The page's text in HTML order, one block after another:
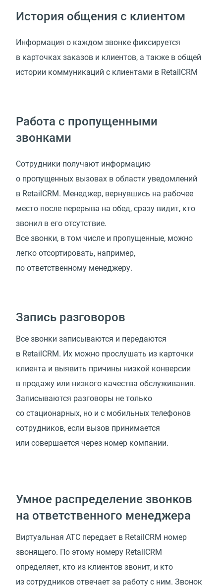
История общения с клиентом
Информация о каждом звонке фиксируется
в карточках заказов и клиентов, а также в общей
истории коммуникаций с клиентами в RetailCRM
Работа с пропущенными
звонками
Сотрудники получают информацию
о пропущенных вызовах в области уведомлений
в RetailCRM. Менеджер, вернувшись на рабочее
место после перерыва на обед, сразу видит, кто
звонил в его отсутствие.
Все звонки, в том числе и пропущенные, можно
легко отсортировать, например,
по ответственному менеджеру.
Запись разговоров
Все звонки записываются и передаются
в RetailCRM. Их можно прослушать из карточки
клиента и выявить причины низкой конверсии
в продажу или низкого качества обслуживания.
Записываются разговоры не только
со стационарных, но и с мобильных телефонов
сотрудников, если вызов принимается
или совершается через номер компании.
Умное распределение звонков
на ответственного менеджера
Виртуальная АТС передает в RetailCRM номер
звонящего. По этому номеру RetailCRM
определяет, кто из клиентов звонит, и кто
из сотрудников отвечает за работу с ним. Звонок